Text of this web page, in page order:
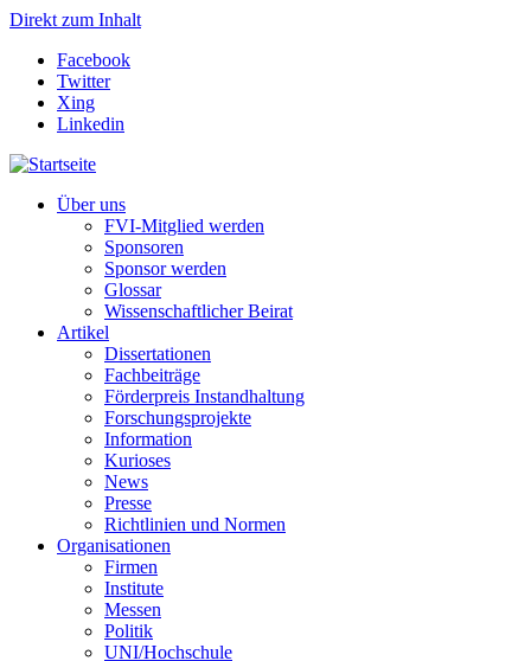
Direkt zum Inhalt
Facebook
Twitter
Xing
Linkedin
Über uns
FVI-Mitglied werden
Sponsoren
Sponsor werden
Glossar
Wissenschaftlicher Beirat
Artikel
Dissertationen
Fachbeiträge
Förderpreis Instandhaltung
Forschungsprojekte
Information
Kurioses
News
Presse
Richtlinien und Normen
Organisationen
Firmen
Institute
Messen
Politik
UNI/Hochschule